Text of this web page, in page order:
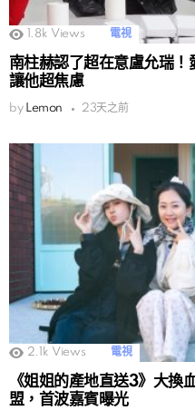
1.8k Views 電視
南柱赫認了超在意盧允瑞
讓他超焦慮
by Lemon 23天之前
2.1k Views 電視
《姐姐的產地直送3》大換
盟，首波嘉賓曝光